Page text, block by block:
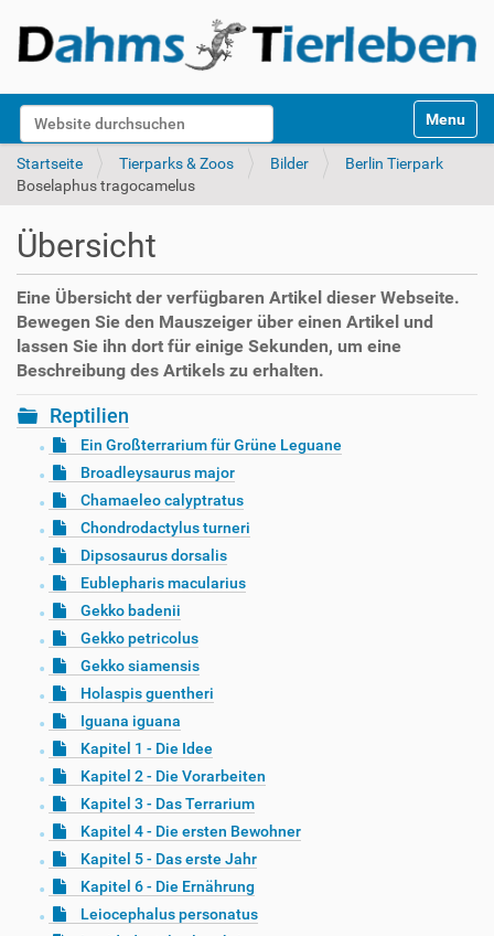
Website durchsuchen
k
Toggle
Startseite Tierparks & Zoos Bilder
Berlin Tierpark
Boselaphus tragocamelus
Übersicht
Eine Übersicht der verfügbaren Artikel dieser Webseite.
Bewegen Sie den Mauszeiger über einen Artikel und
lassen Sie ihn dort für einige Sekunden, um eine
Beschreibung des Artikels zu erhalten.
Reptilien
Ein Großterrarium für Grüne Leguane
Broadleysaurus major
Chamaeleo calyptratus
Chondrodactylus turneri
Dipsosaurus dorsalis
Eublepharis macularius
Gekko badenii
Gekko petricolus
Gekko siamensis
Holaspis guentheri
Iguana iguana
Kapitel 1 - Die Idee
Kapitel 2 - Die Vorarbeiten
Kapitel 3 - Das Terrarium
Kapitel 4 - Die ersten Bewohner
Kapitel 5 - Das erste Jahr
Kapitel 6 - Die Ernährung
Leiocephalus personatus